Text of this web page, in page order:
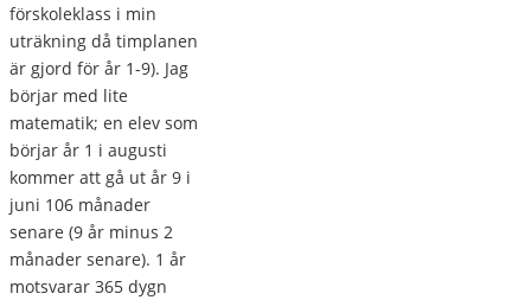
förskoleklass i min
uträkning då timplanen
är gjord för år 1-9). Jag
börjar med lite
matematik; en elev som
börjar år 1 i augusti
kommer att gå ut år 9 i
juni 106 månader
senare (9 år minus 2
månader senare). 1 år
motsvarar 365 dygn